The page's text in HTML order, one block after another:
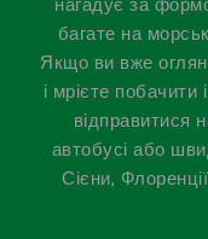
багате на
Якщо ви вже
і мрієте побачити
відправитися
автобусі або
Сієни,